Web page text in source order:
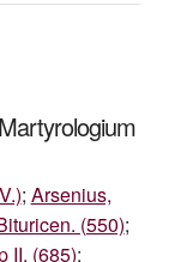
; Arsenius,
(550);
II. (685);